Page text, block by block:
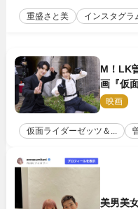
重盛さと美 インスタグラ
M！LK
画『仮
バン イ
映画
仮面ライダーゼッツ＆...
美男美